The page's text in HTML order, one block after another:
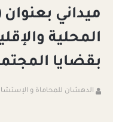
ميداني بعنوان
المحلية
بقضايا
الدهشان للمحاماة و